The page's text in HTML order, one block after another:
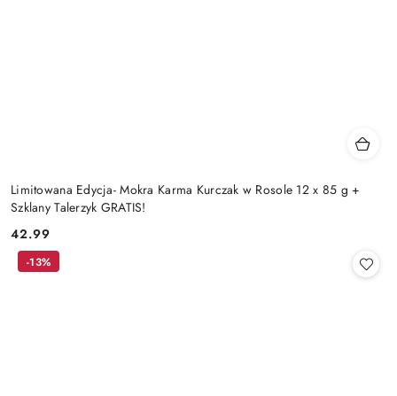
Limitowana Edycja- Mokra Karma Kurczak w Rosole 12 x 85 g +
Szklany Talerzyk GRATIS!
Cena:
42.99
-13%